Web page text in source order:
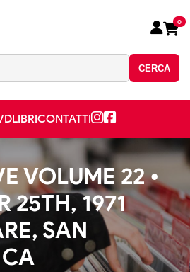
CERCA
0
LIBRICONTATTI
VOLUME 22 •
25TH, 1971
SAN